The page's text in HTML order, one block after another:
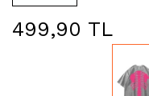
499,90 TL